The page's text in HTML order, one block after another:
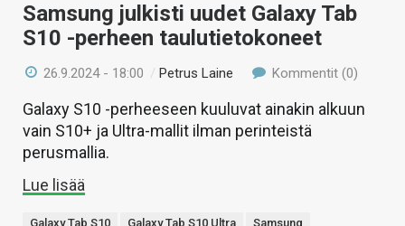
Samsung julkisti uudet Galaxy Tab
S10 -perheen taulutietokoneet
26.9.2024 - 18:00 /Petrus Laine Kommentit (0)
Galaxy S10 -perheeseen kuuluvat ainakin alkuun
vain S10+ ja Ultra-mallit ilman perinteistä
perusmallia.
Lue lisää
Galaxy Tab S10 Galaxy Tab S10 Ultra Samsung